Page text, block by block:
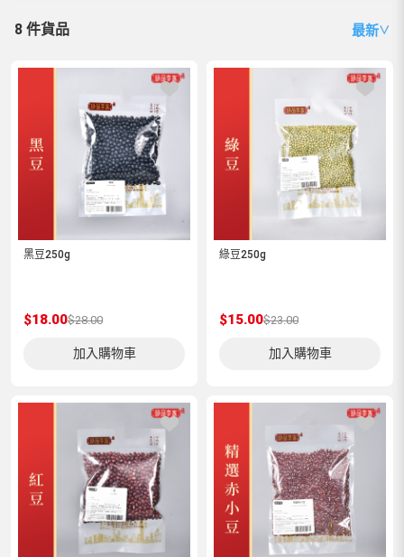
8 件貨品 最新∨
黑豆250g
$18.00$28.00
加入購物車
綠豆250g
$15.00$23.00
加入購物車